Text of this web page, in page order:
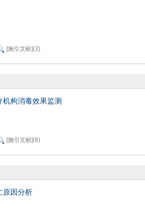
[施引文献](3)
构消毒效果监测
[施引文献](8)
因分析